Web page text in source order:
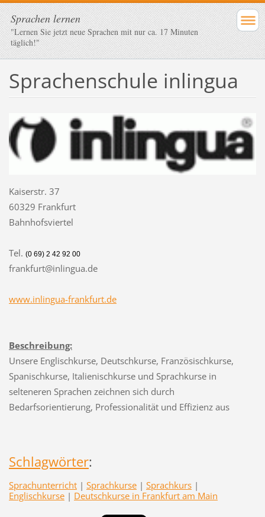
Sprachen lernen
"Lernen Sie jetzt neue Sprachen mit nur ca. 17 Minuten
täglich!"
Sprachenschule inlingua
Kaiserstr. 37
60329 Frankfurt
Bahnhofsviertel
Tel. (0 69) 2 42 92 00
frankfurt@inlingua.de
www.inlingua-frankfurt.de
Beschreibung:
Unsere Englischkurse, Deutschkurse, Französischkurse,
Spanischkurse, Italienischkurse und Sprachkurse in
selteneren Sprachen zeichnen sich durch
Bedarfsorientierung, Professionalität und Effizienz aus
Schlagwörter:
Sprachunterricht | Sprachkurse | Sprachkurs |
Englischkurse | Deutschkurse in Frankfurt am Main